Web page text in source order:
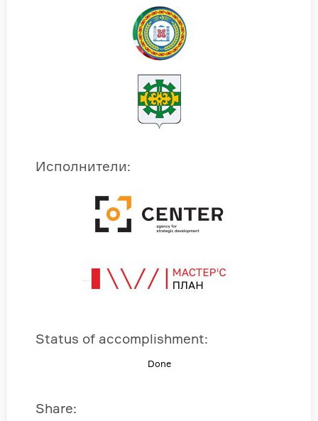
Исполнители:
Status of accomplishment:
Done
Share: